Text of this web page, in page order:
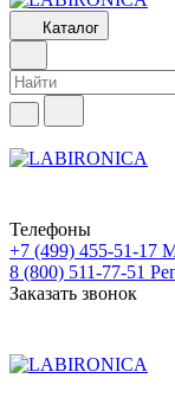
Каталог
Телефоны
+7 (499) 455-51-17
8 (800) 511-77-51
Заказать звонок